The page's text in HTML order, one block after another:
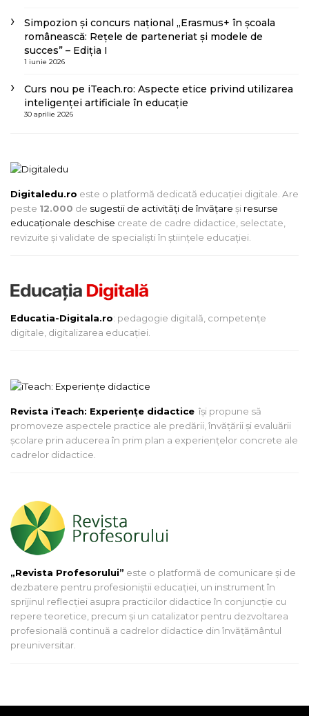
Simpozion și concurs național „Erasmus+ în școala
românească: Rețele de parteneriat și modele de
succes” – Ediția I
1 iunie 2026
Curs nou pe iTeach.ro: Aspecte etice privind utilizarea
inteligenței artificiale în educație
30 aprilie 2026
Digitaledu.ro este o platformă dedicată educației digitale. Are
peste 12.000 de sugestii de activități de învățare și resurse
educaționale deschise create de cadre didactice, selectate,
revizuite și validate de specialiști în științele educației.
Educatia-Digitala.ro: pedagogie digitală, competențe
digitale, digitalizarea educației.
Revista iTeach: Experienţe didactice îşi propune să
promoveze aspectele practice ale predării, învăţării şi evaluării
şcolare prin aducerea în prim plan a experienţelor concrete ale
cadrelor didactice.
„Revista Profesorului” este o platformă de comunicare și de
dezbatere pentru profesioniștii educației, un instrument în
sprijinul reflecției asupra practicilor didactice în conjuncție cu
repere teoretice, precum și un catalizator pentru dezvoltarea
profesională continuă a cadrelor didactice din învățământul
preuniversitar.